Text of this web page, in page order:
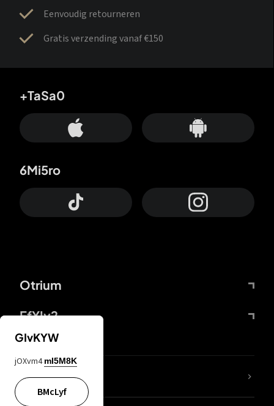
Eenvoudig retourneren
Gratis verzending vanaf €150
Otrium
FfYIy2
+TaSa0
6Mi5ro
KIjvtr
GIvKYW
jOXvm4 mI5M8K
BMcLyf